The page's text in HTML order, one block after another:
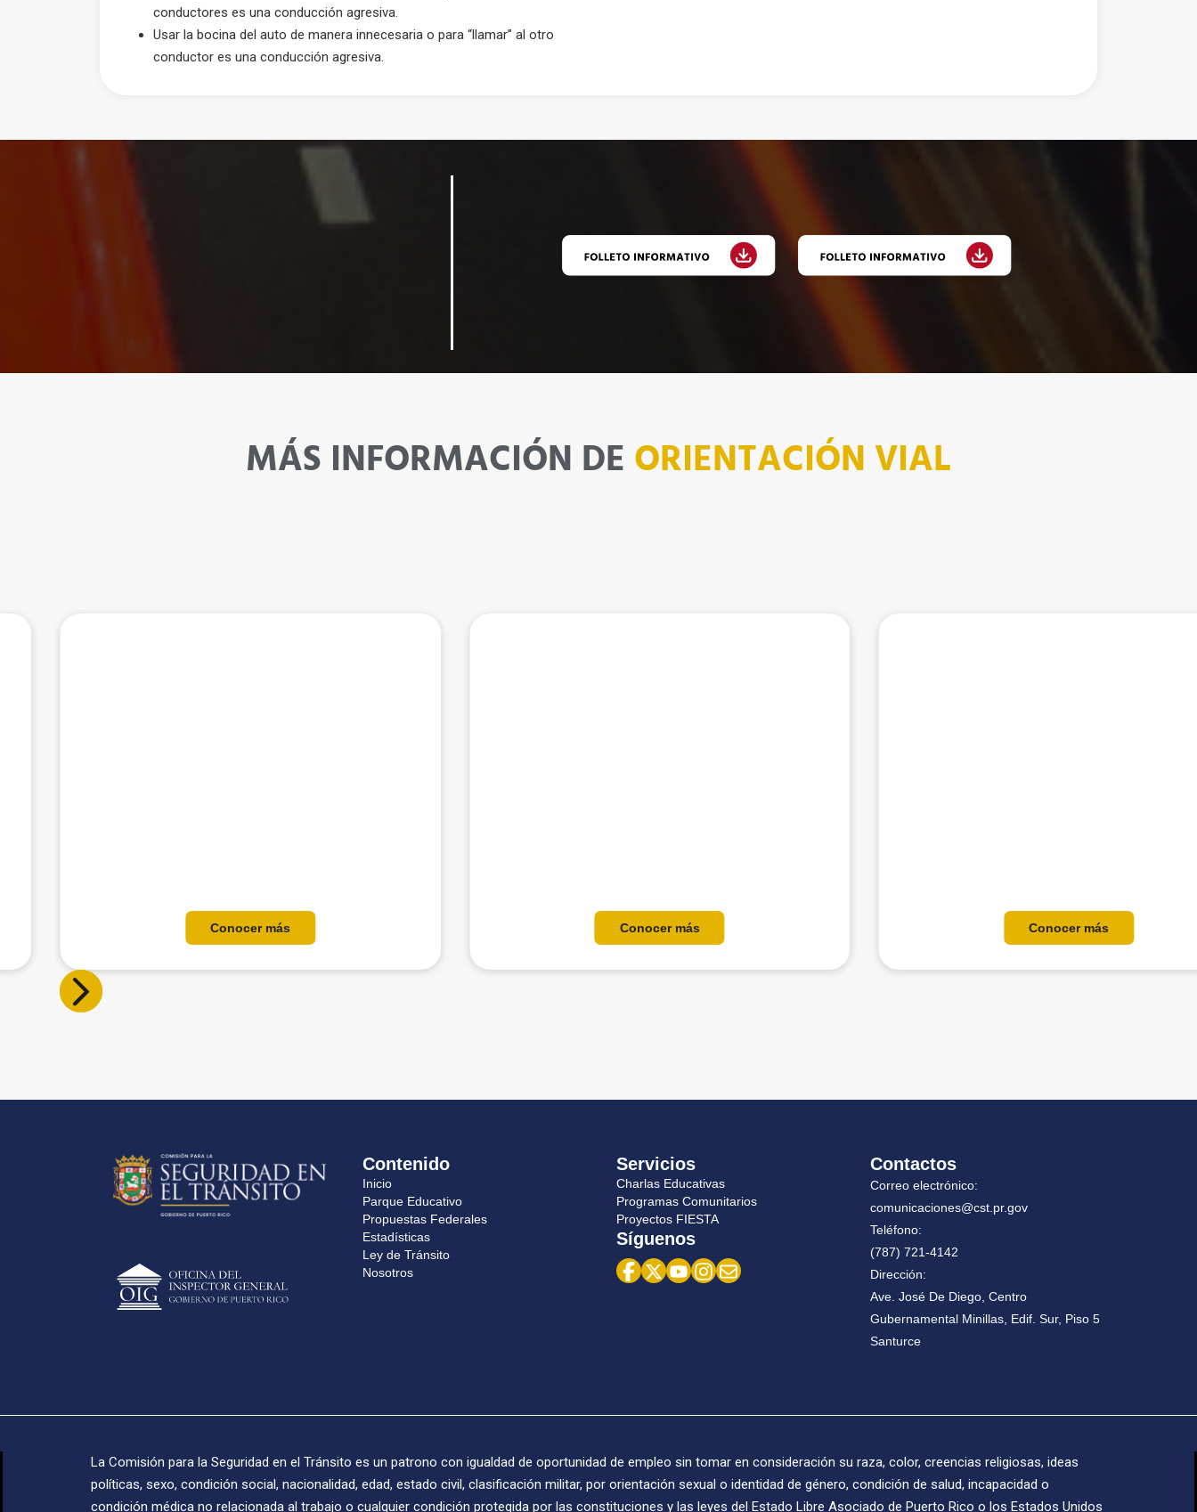
conductores es una conducción agresiva.
Usar la bocina del auto de manera innecesaria o para “llamar” al otro
conductor es una conducción agresiva.
MÁS INFORMACIÓN DE ORIENTACIÓN VIAL
Conocer más Conocer más Conocer más
Slide 2 of 15.
Contenido
Inicio
Parque Educativo
Propuestas Federales
Estadísticas
Ley de Tránsito‍
N‍‍osotros
Servicios
Charlas Educativas
Programas Comunitarios
Proyectos FIESTA
Síguenos
Contactos
Correo electrónico:
comunicaciones@cst.pr.gov
Teléfono:
(787) 721-4142
Dirección:
Ave. José De Diego, Centro
Gubernamental Minillas, Edif. Sur, Piso 5
Santurce
La Comisión para la Seguridad en el Tránsito es un patrono con igualdad de oportunidad de empleo sin tomar en consideración su raza, color, creencias religiosas, ideas
políticas, sexo, condición social, nacionalidad, edad, estado civil, clasificación militar, por orientación sexual o identidad de género, condición de salud, incapacidad o
condición médica no relacionada al trabajo o cualquier condición protegida por las constituciones y las leyes del Estado Libre Asociado de Puerto Rico o los Estados Unidos